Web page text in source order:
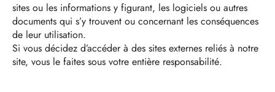
sites ou les informations y figurant, les logiciels ou autres
documents qui s’y trouvent ou concernant les conséquences
de leur utilisation.
Si vous décidez d’accéder à des sites externes reliés à notre
site, vous le faites sous votre entière responsabilité.